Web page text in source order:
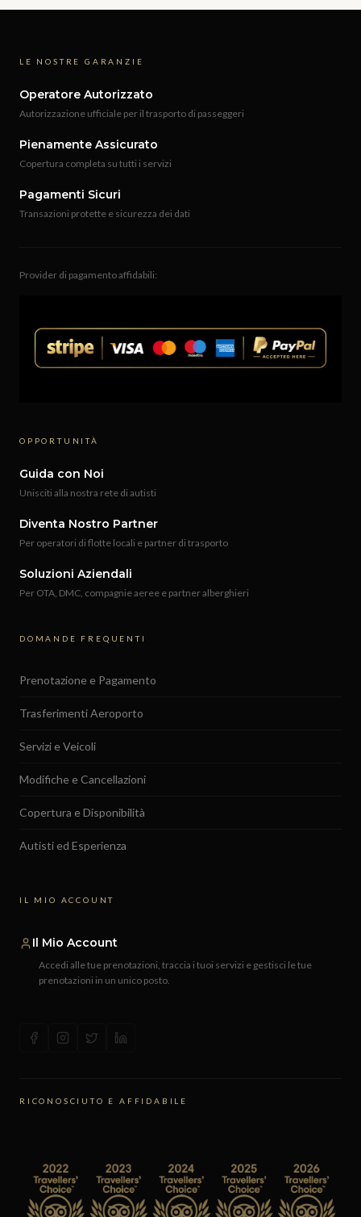
LE NOSTRE GARANZIE
Operatore Autorizzato
Autorizzazione ufficiale per il trasporto di passeggeri
Pienamente Assicurato
Copertura completa su tutti i servizi
Pagamenti Sicuri
Transazioni protette e sicurezza dei dati
Provider di pagamento affidabili:
OPPORTUNITÀ
Guida con Noi
Unisciti alla nostra rete di autisti
Diventa Nostro Partner
Per operatori di flotte locali e partner di trasporto
Soluzioni Aziendali
Per OTA, DMC, compagnie aeree e partner alberghieri
DOMANDE FREQUENTI
Prenotazione e Pagamento
Trasferimenti Aeroporto
Servizi e Veicoli
Modifiche e Cancellazioni
Copertura e Disponibilità
Autisti ed Esperienza
IL MIO ACCOUNT
Il Mio Account
Accedi alle tue prenotazioni, traccia i tuoi servizi e gestisci le tue
prenotazioni in un unico posto.
RICONOSCIUTO E AFFIDABILE